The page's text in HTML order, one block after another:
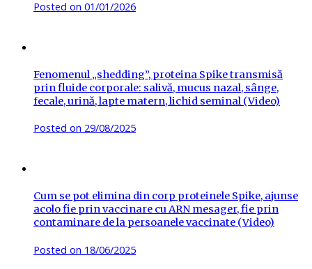
Posted on 01/01/2026
Fenomenul „shedding”, proteina Spike transmisă
prin fluide corporale: salivă, mucus nazal, sânge,
fecale, urină, lapte matern, lichid seminal (Video)
Posted on 29/08/2025
Cum se pot elimina din corp proteinele Spike, ajunse
acolo fie prin vaccinare cu ARN mesager, fie prin
contaminare de la persoanele vaccinate (Video)
Posted on 18/06/2025